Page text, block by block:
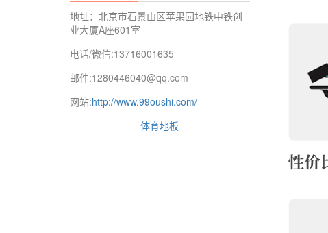
地址：北京市石景山区苹果园地铁中铁创
业大厦A座601室
电话/微信:13716001635
邮件:1280446040@qq.com
网站:http://www.99oushi.com/
体育地板